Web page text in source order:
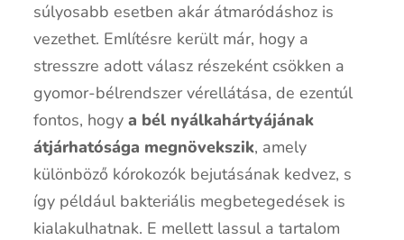
súlyosabb esetben akár átmaródáshoz is
vezethet. Említésre került már, hogy a
stresszre adott válasz részeként csökken a
gyomor-bélrendszer vérellátása, de ezentúl
fontos, hogya bél nyálkahártyájának
átjárhatósága megnövekszik, amely
különböző kórokozók bejutásának kedvez, s
így például bakteriális megbetegedések is
kialakulhatnak. E mellett lassul a tartalom